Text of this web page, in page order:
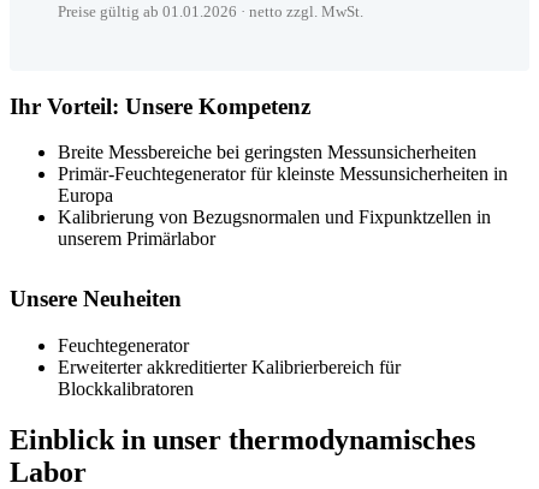
Preise gültig ab 01.01.2026 · netto zzgl. MwSt.
Ihr Vorteil: Unsere Kompetenz
Breite Messbereiche bei geringsten Messunsicherheiten
Primär-Feuchtegenerator für kleinste Messunsicherheiten in
Europa
Kalibrierung von Bezugsnormalen und Fixpunktzellen in
unserem Primärlabor
Unsere Neuheiten
Feuchtegenerator
Erweiterter akkreditierter Kalibrierbereich für
Blockkalibratoren
Einblick in unser thermodynamisches
Labor